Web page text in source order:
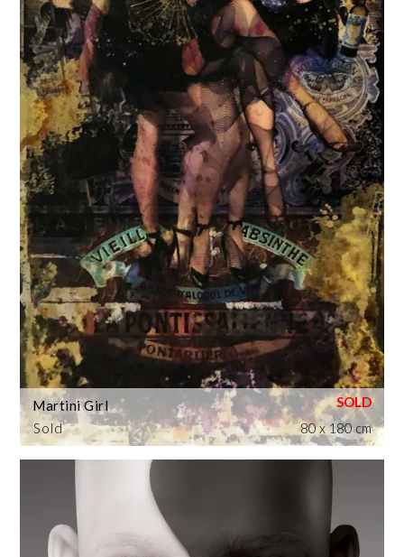
Sold
Martini Girl
80 x 180 cm